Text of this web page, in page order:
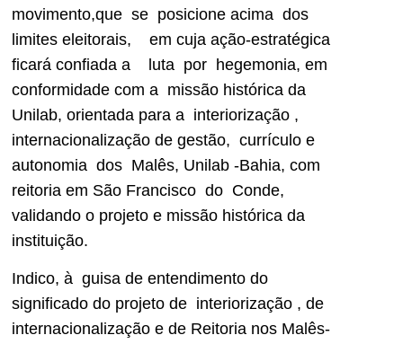
movimento,que se posicione acima dos
limites eleitorais, em cuja ação-estratégica
ficará confiada a luta por hegemonia, em
conformidade com a missão histórica da
Unilab, orientada para a interiorização ,
internacionalização de gestão, currículo e
autonomia dos Malês, Unilab -Bahia, com
reitoria em São Francisco do Conde,
validando o projeto e missão histórica da
instituição.
Indico, à guisa de entendimento do
significado do projeto de interiorização , de
internacionalização e de Reitoria nos Malês-